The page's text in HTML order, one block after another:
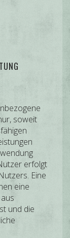
soweit
erfolgt
Eine
eine
und die